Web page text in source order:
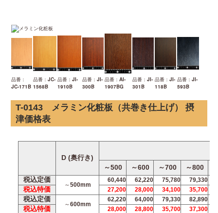
品番：
JC-171B
品番：JC-
1568B
品番：JI-
1910B
品番：JI-
300B
品番：AI-
1907BG
品番：JI-
301B
品番：JI-
118B
品番：JI-
593B
T-0143 メラミン化粧板（共巻き仕上げ） 摂
津価格表
D (奥行き)
～500
～600 ～700 ～800
税込定価
～500mm
60,440 62,220 75,780 79,330
税込特価 27,200 28,000 34,100 35,700
税込定価
～600mm
62,220 64,000 79,330 82,890
税込特価 28,000 28,800 35,700 37,300